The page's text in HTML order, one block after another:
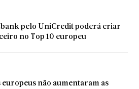
pelo UniCredit poderá criar
no Top 10 europeu
europeus não aumentaram as